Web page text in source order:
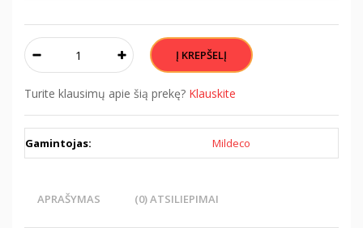
Turite klausimų apie šią prekę? Klauskite
Gamintojas: Mildeco
APRAŠYMAS (0) ATSILIEPIMAI